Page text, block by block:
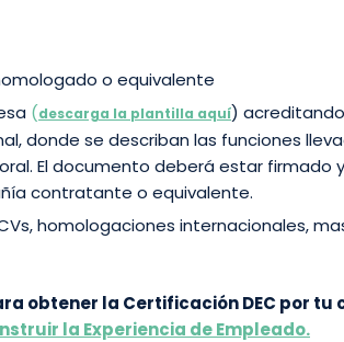
o equivalente
(descarga la plantilla aquí) acreditando
donde se describan las funciones
El documento deberá estar firmado
contratante o equivalente.
homologaciones internacionales,
obtener la Certificación DEC por tu
la Experiencia de Empleado.